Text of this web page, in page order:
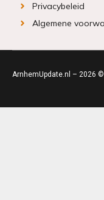
Privacybeleid
Algemene
ArnhemUpdate.nl – 2026